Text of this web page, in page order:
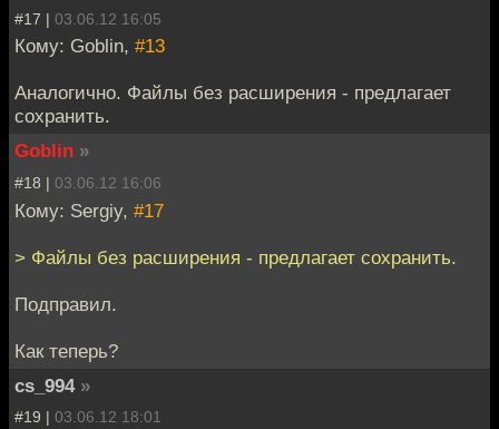
#17 | 03.06.12 16:05
Кому: Goblin, #13
Аналогично. Файлы без расширения - предлагает
сохранить.
Goblin »
#18 | 03.06.12 16:06
Кому: Sergiy, #17
> Файлы без расширения - предлагает сохранить.
Подправил.
Как теперь?
cs_994 »
#19 | 03.06.12 18:01